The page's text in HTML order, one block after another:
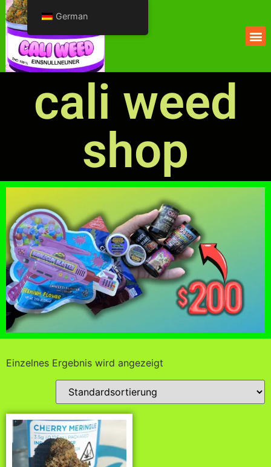
cali weed
shop
Einzelnes Ergebnis wird angezeigt
German